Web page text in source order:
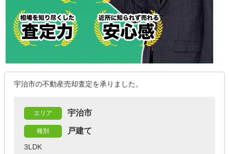
宇治市の不動産売却査定を承りました。
エリア 宇治市
種別 戸建て
3LDK